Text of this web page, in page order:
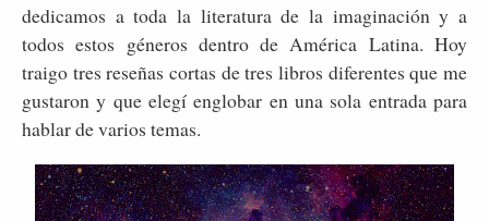
dedicamos a toda la literatura de la imaginación y a
todos estos géneros dentro de América Latina. Hoy
traigo tres reseñas cortas de tres libros diferentes que me
gustaron y que elegí englobar en una sola entrada para
hablar de varios temas.